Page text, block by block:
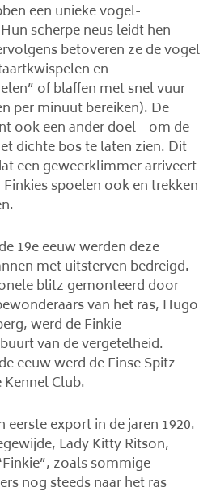
een unieke vogel-
scherpe neus leidt hen
betoveren ze de vogel
en
of blaffen met snel vuur
per minuut bereiken). De
ook een ander doel – om de
dichte bos te laten zien. Dit
een geweerklimmer arriveert
spoelen ook en trekken
19e eeuw werden deze
met uitsterven bedreigd.
blitz gemonteerd door
van het ras, Hugo
werd de Finkie
van de vergetelheid.
eeuw werd de Finse Spitz
Club.
export in de jaren 1920.
Lady Kitty Ritson,
zoals sommige
nog steeds naar het ras